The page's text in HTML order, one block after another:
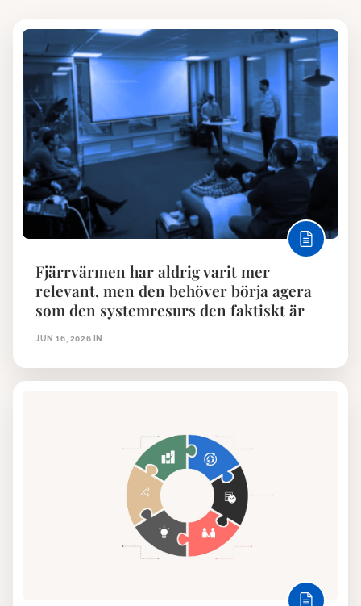
Fjärrvärmen har aldrig varit mer
relevant, men den behöver börja agera
som den systemresurs den faktiskt är
JUN 16, 2026 IN